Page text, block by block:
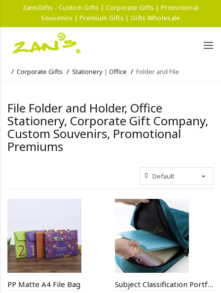
ZansGifts - Custom Gifts | Corporate Gifts | Promotional
Souvenirs | Premium Gifts | Gifts Wholesale
Corporate Gifts Stationery｜Office Folder and File
File Folder and Holder, Office
Stationery, Corporate Gift Company,
Custom Souvenirs, Promotional
Premiums
PP Matte A4 File Bag Subject Classification Portfolio